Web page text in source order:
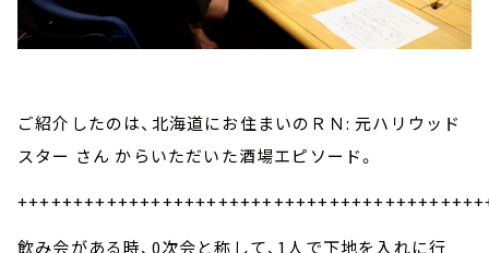
ご紹介したのは、北海道にお住まいのＲＮ: 元ハリウッド
スター さん からいただいた酒場エピソード。
飲み会がある時、0次会と称して、1人で下地を入れに行